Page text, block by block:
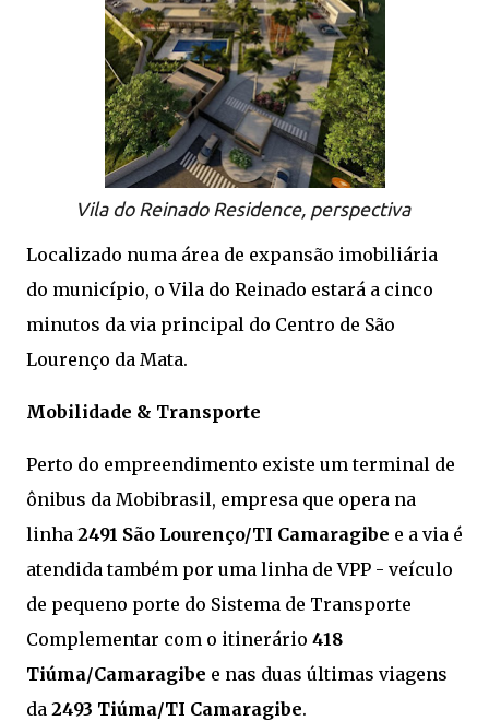
Vila do Reinado Residence, perspectiva
Localizado numa área de expansão imobiliária
do município, o Vila do Reinado estará a cinco
minutos da via principal do Centro de São
Lourenço da Mata.
Mobilidade & Transporte
Perto do empreendimento existe um terminal de
ônibus da Mobibrasil, empresa que opera na
linha 2491 São Lourenço/TI Camaragibe e a via é
atendida também por uma linha de VPP - veículo
de pequeno porte do Sistema de Transporte
Complementar com o itinerário 418
Tiúma/Camaragibe e nas duas últimas viagens
da 2493 Tiúma/TI Camaragibe.